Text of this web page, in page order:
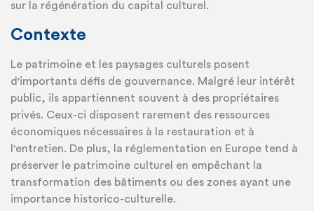
sur la régénération du capital culturel.
Contexte
Le patrimoine et les paysages culturels posent
d'importants défis de gouvernance. Malgré leur intérêt
public, ils appartiennent souvent à des propriétaires
privés. Ceux-ci disposent rarement des ressources
économiques nécessaires à la restauration et à
l'entretien. De plus, la réglementation en Europe tend à
préserver le patrimoine culturel en empêchant la
transformation des bâtiments ou des zones ayant une
importance historico-culturelle.